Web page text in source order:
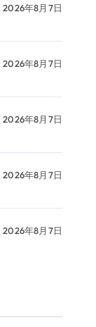
2026年8月7日
2026年8月7日
2026年8月7日
2026年8月7日
2026年8月7日